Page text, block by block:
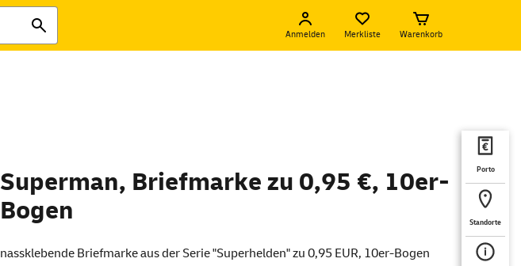
Anmelden Merkliste Warenkorb
Porto
Standorte
Superman, Briefmarke zu 0,95 €, 10er-
Bogen
nassklebende Briefmarke aus der Serie "Superhelden" zu 0,95 EUR, 10er-Bogen